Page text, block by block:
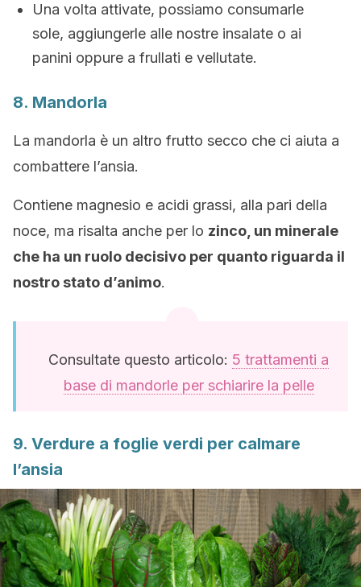
Una volta attivate, possiamo consumarle
sole, aggiungerle alle nostre insalate o ai
panini oppure a frullati e vellutate.
8. Mandorla
La mandorla è un altro frutto secco che ci aiuta a
combattere l’ansia.
Contiene magnesio e acidi grassi, alla pari della
noce, ma risalta anche per lo zinco, un minerale
che ha un ruolo decisivo per quanto riguarda il
nostro stato d’animo.
Consultate questo articolo: 5 trattamenti a
base di mandorle per schiarire la pelle
9. Verdure a foglie verdi per calmare
l’ansia